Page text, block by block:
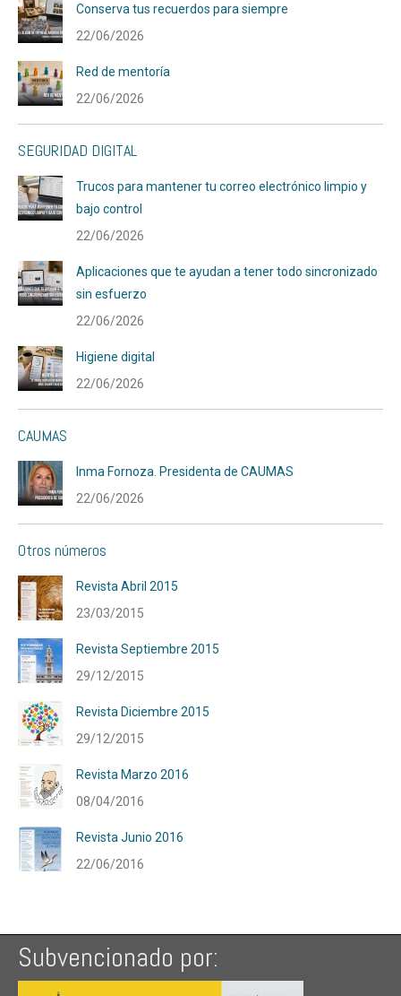
Conserva tus recuerdos para siempre
22/06/2026
Red de mentoría
22/06/2026
SEGURIDAD DIGITAL
Trucos para mantener tu correo electrónico limpio y
bajo control
22/06/2026
Aplicaciones que te ayudan a tener todo sincronizado
sin esfuerzo
22/06/2026
Higiene digital
22/06/2026
CAUMAS
Inma Fornoza. Presidenta de CAUMAS
22/06/2026
Otros números
Revista Abril 2015
23/03/2015
Revista Septiembre 2015
29/12/2015
Revista Diciembre 2015
29/12/2015
Revista Marzo 2016
08/04/2016
Revista Junio 2016
22/06/2016
Subvencionado por: